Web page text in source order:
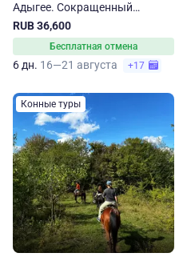
Адыгее. Сокращенный
маршрут
RUB 36,600
Бесплатная отмена
6 дн. 16—21 августа +17
Конные туры